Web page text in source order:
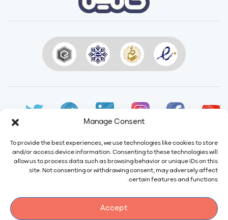
Manage Consent
To provide the best experiences, we use technologies like cookies to store
and/or access device information. Consenting to these technologies will
allow us to process data such as browsing behavior or unique IDs on this
site. Not consenting or withdrawing consent, may adversely affect
certain features and functions.
Accept
ایمیل:info@calindairy.com
شماره تماس:۶۷۱۵۲ (۰۲۱)
شماره فکس:۶۵۴۳۹۴۸۷ (۰۲۱)
آدرس: ایران، تهران، شهریار، شهرک صنعتی صفادشت بلوار اردیبهشت،